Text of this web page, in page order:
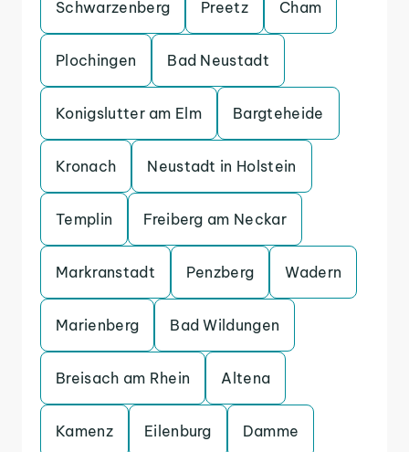
Schwarzenberg Preetz Cham
Plochingen Bad Neustadt
Konigslutter am Elm Bargteheide
Kronach Neustadt in Holstein
Templin Freiberg am Neckar
Markranstadt Penzberg Wadern
Marienberg Bad Wildungen
Breisach am Rhein Altena
Kamenz Eilenburg Damme